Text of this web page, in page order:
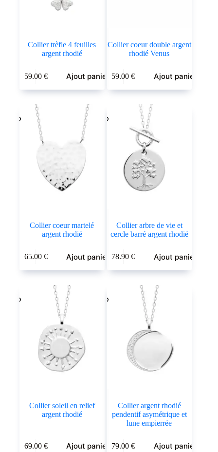
Collier trèfle 4 feuilles
argent rhodié
59.00 € Ajout panier
Collier coeur double argent
rhodié Venus
59.00€ Ajout panier
Collier coeur martelé
argent rhodié
65.00 € Ajout panier
Collier arbre de vie et
cercle barré argent rhodié
78.90€ Ajout panier
Collier soleil en relief
argent rhodié
69.00 € Ajout panier
Collier argent rhodié
pendentif asymétrique et
lune empierrée
79.00€ Ajout panier